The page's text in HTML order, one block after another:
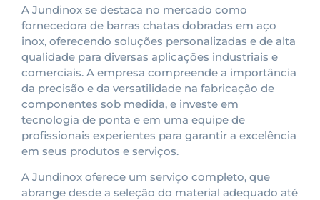
A Jundinox se destaca no mercado como
fornecedora de barras chatas dobradas em aço
inox, oferecendo soluções personalizadas e de alta
qualidade para diversas aplicações industriais e
comerciais. A empresa compreende a importância
da precisão e da versatilidade na fabricação de
componentes sob medida, e investe em
tecnologia de ponta e em uma equipe de
profissionais experientes para garantir a excelência
em seus produtos e serviços.
A Jundinox oferece um serviço completo, que
abrange desde a seleção do material adequado até